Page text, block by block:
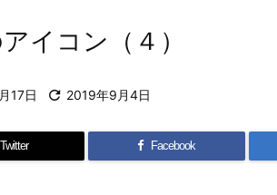
イコン（４）
17日  2019年9月4日
Twitter Facebook